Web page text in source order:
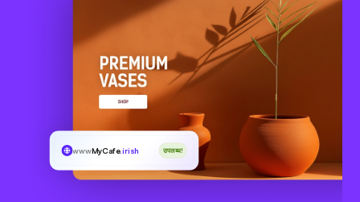
wwwMyCafe.irish उपलब्ध!